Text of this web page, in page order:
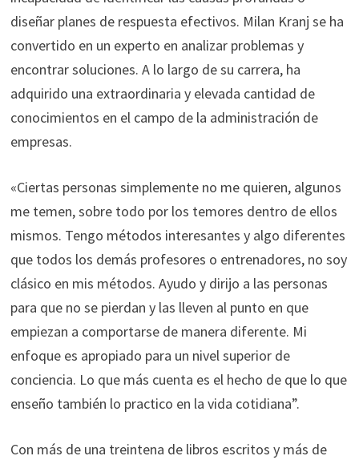
diseñar planes de respuesta efectivos. Milan Kranj se ha
convertido en un experto en analizar problemas y
encontrar soluciones. A lo largo de su carrera, ha
adquirido una extraordinaria y elevada cantidad de
conocimientos en el campo de la administración de
empresas.
«Ciertas personas simplemente no me quieren, algunos
me temen, sobre todo por los temores dentro de ellos
mismos. Tengo métodos interesantes y algo diferentes
que todos los demás profesores o entrenadores, no soy
clásico en mis métodos. Ayudo y dirijo a las personas
para que no se pierdan y las lleven al punto en que
empiezan a comportarse de manera diferente. Mi
enfoque es apropiado para un nivel superior de
conciencia. Lo que más cuenta es el hecho de que lo que
enseño también lo practico en la vida cotidiana”.
Con más de una treintena de libros escritos y más de